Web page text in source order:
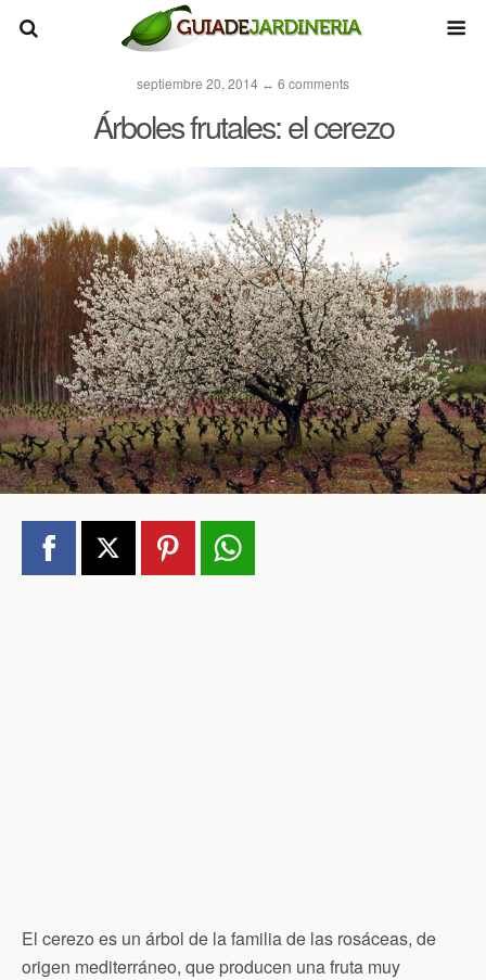
septiembre 20, 2014 ↔ 6 comments
Árboles frutales: el cerezo
El cerezo es un árbol de la familia de las rosáceas, de
origen mediterráneo, que producen una fruta muy